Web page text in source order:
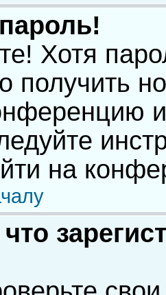
Хотя
получить
на